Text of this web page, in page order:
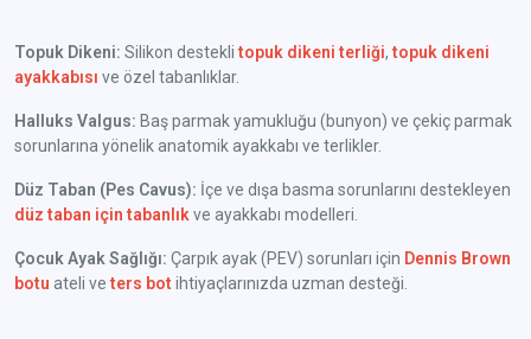
Topuk Dikeni: Silikon desteklitopuk dikeni terliği,topuk dikeni
ayakkabısı ve özel tabanlıklar.
Halluks Valgus: Baş parmak yamukluğu (bunyon) ve çekiç parmak
sorunlarına yönelik anatomik ayakkabı ve terlikler.
Düz Taban (Pes Cavus): İçe ve dışa basma sorunlarını destekleyen
düz taban için tabanlık ve ayakkabı modelleri.
Çocuk Ayak Sağlığı: Çarpık ayak (PEV) sorunları için Dennis Brown
botu ateli veters bot ihtiyaçlarınızda uzman desteği.